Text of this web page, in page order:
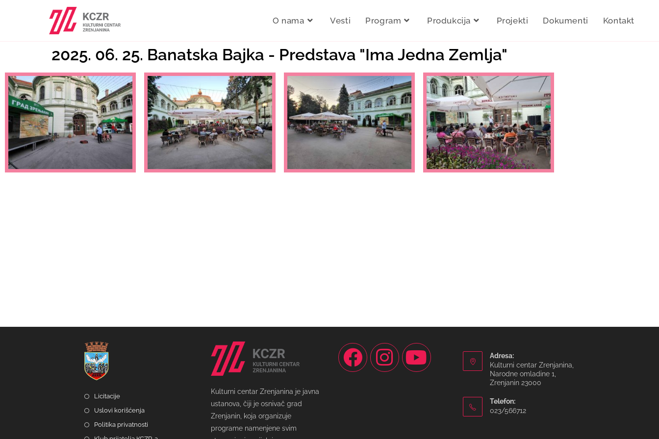
O nama Vesti Program Produkcija Projekti Dokumenti Kontakt
2025. 06. 25. Banatska Bajka - Predstava "Ima Jedna Zemlja"
Licitacije
Uslovi korišćenja
Politika privatnosti
Kulturni centar Zrenjanina je javna
ustanova, čiji je osnivač grad
Zrenjanin, koja organizuje
programe namenjene svim
Adresa:
Kulturni centar Zrenjanina,
Narodne omladine 1,
Zrenjanin 23000
Telefon:
023/566712